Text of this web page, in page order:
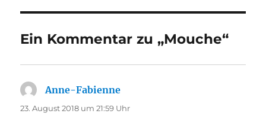
Ein Kommentar zu „Mouche“
Anne-Fabienne
23. August 2018 um 21:59 Uhr